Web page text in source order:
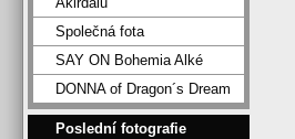
Společná fota
SAY ON Bohemia Alké
DONNA of Dragon´s Dream
Poslední fotografie